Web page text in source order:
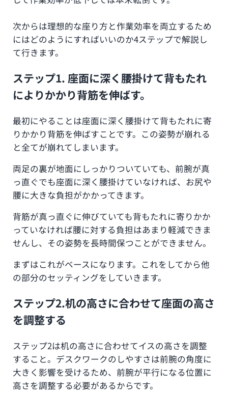
次からは理想的な座り方と作業効率を両立するため
にはどのようにすればいいのか4ステップで解説し
て行きます。
ステップ1. 座面に深く腰掛けて背もたれ
によりかかり背筋を伸ばす。
最初にやることは座面に深く腰掛けて背もたれに寄
りかかり背筋を伸ばすことです。この姿勢が崩れる
と全てが崩れてしまいます。
両足の裏が地面にしっかりついていても、前腕が真
っ直ぐでも座面に深く腰掛けていなければ、お尻や
腰に大きな負担がかかってきます。
背筋が真っ直ぐに伸びていても背もたれに寄りかか
っていなければ腰に対する負担はあまり軽減できま
せんし、その姿勢を長時間保つことができません。
まずはこれがベースになります。これをしてから他
の部分のセッティングをしていきます。
ステップ2.机の高さに合わせて座面の高さ
を調整する
ステップ2は机の高さに合わせてイスの高さを調整
すること。デスクワークのしやすさは前腕の角度に
大きく影響を受けるため、前腕が平行になる位置に
高さを調整する必要があるからです。